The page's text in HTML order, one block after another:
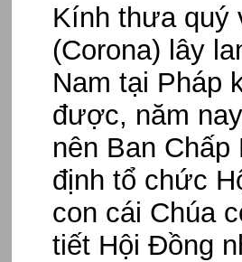
Kính thưa quý
(Corona) lây
Nam tại Pháp
được, năm
nên Ban Chấp
định tổ chức
con cái Chúa
tiết Hội Đồng